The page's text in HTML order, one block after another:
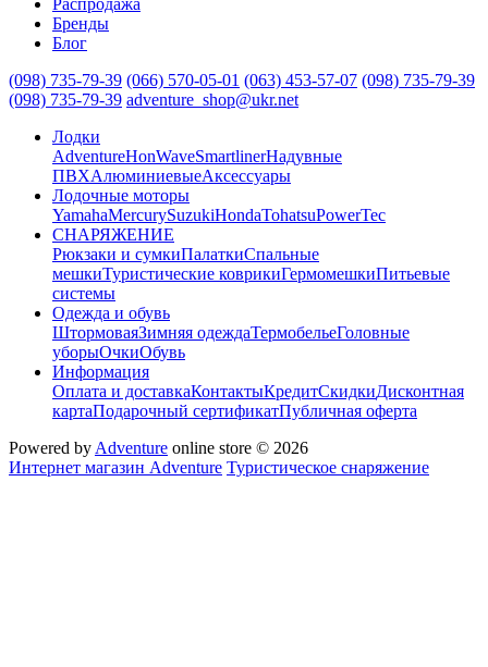
Бренды
Блог
(098) 735-79-39 (066) 570-05-01 (063) 453-57-07 (098) 735-79-39
(098) 735-79-39 adventure_shop@ukr.net
Лодки
AdventureHonWaveSmartlinerНадувные
ПВХАлюминиевыеАксессуары
Лодочные моторы
YamahaMercurySuzukiHondaTohatsuPowerTec
СНАРЯЖЕНИЕ
Рюкзаки и сумкиПалаткиСпальные
мешкиТуристические коврикиГермомешкиПитьевые
системы
Одежда и обувь
ШтормоваяЗимняя одеждаТермобельеГоловные
уборыОчкиОбувь
Информация
Оплата и доставкаКонтактыКредитСкидкиДисконтная
картаПодарочный сертификатПубличная оферта
Powered by Adventure online store © 2026
Интернет магазин Adventure Туристическое снаряжение